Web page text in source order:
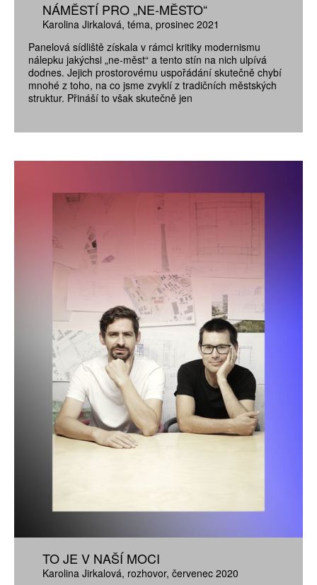
NÁMĚSTÍ PRO „NE-MĚSTO“
Karolina Jirkalová téma prosinec 2021
Panelová sídliště získala v rámci kritiky modernismu
nálepku jakýchsi „ne-měst“ a tento stín na nich ulpívá
dodnes. Jejich prostorovému uspořádání skutečně chybí
mnohé z toho, na co jsme zvyklí z tradičních městských
struktur. Přináší to však skutečně jen
TO JE V NAŠÍ MOCI
Karolina Jirkalová rozhovor červenec 2020